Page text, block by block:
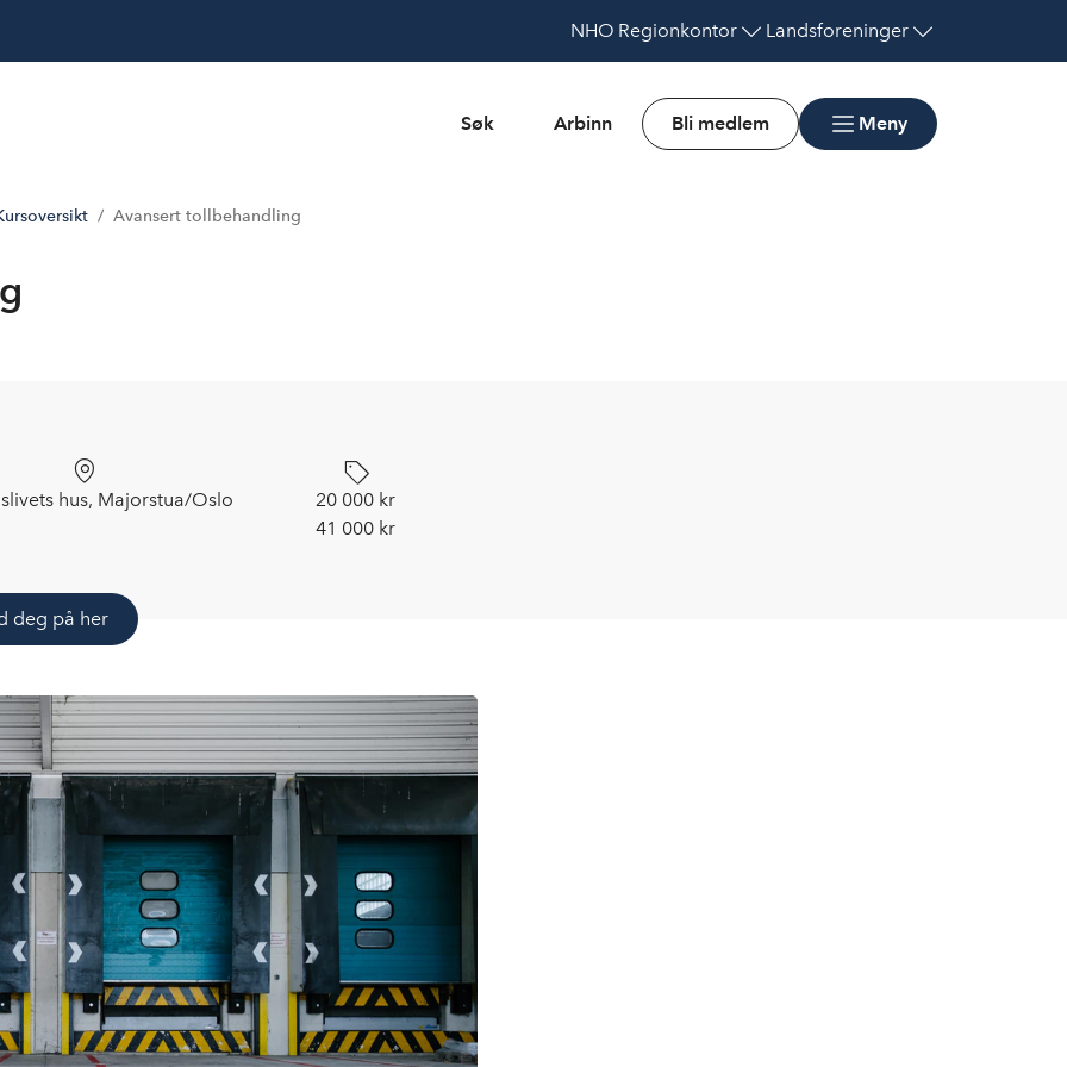
NHO Regionkontor Landsforeninger
Søk Arbinn Bli medlem Meny
Avansert tollbehandling
hus, Majorstua/Oslo
20 000 kr
41 000 kr
deg på her